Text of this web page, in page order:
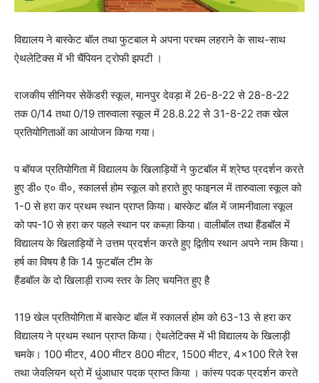
विद्यालय ने बास्केट बॉल तथा फुटबाल मे अपना परचम लहराने के साथ-साथ
ऐथलेटिक्स में भी चैंपियन ट्रोफी झपटी ।
राजकीय सीनियर सेकेंडरी स्कूल, मानपुर देवड़ा में 26-8-22 से 28-8-22
तक 0/14 तथा 0/19 तारुवाला स्कूल में 28.8.22 से 31-8-22 तक खेल
प्रतियोगिताओं का आयोजन किया गया।
प बॉयज प्रतियोगिता में विद्यालय के खिलाड़ियों ने फुटबॉल में श्रेष्ठ प्रदर्शन करते
हुए डी० ए० वी०, स्कालर्स होम स्कूल को हराते हुए फाइनल में तारुवाला स्कूल को
1-0 से हरा कर प्रथम स्थान प्राप्त किया। बास्केट बॉल में जामनीवाला स्कूल
को पप-10 से हरा कर पहले स्थान पर कब्ज़ा किया। वालीबॉल तथा हैंडबॉल में
विद्यालय के खिलाड़ियों ने उत्तम प्रदर्शन करते हुए द्वितीय स्थान अपने नाम किया।
हर्ष का विषय है कि 14 फुटबॉल टीम के
हैंडबॉल के दो खिलाड़ी राज्य स्तर के लिए चयनित हुए है
119 खेल प्रतियोगिता में बास्केट बॉल में स्कालर्स होम को 63-13 से हरा कर
विद्यालय ने प्रथम स्थान प्राप्त किया। ऐथलेटिक्स में भी विद्यालय के खिलाड़ी
चमके। 100 मीटर, 400 मीटर 800 मीटर, 1500 मीटर, 4×100 रिले रेस
तथा जेवलियन थ्रो में धुंआधार पदक प्राप्त किया । कांस्य पदक प्रदर्शन करते